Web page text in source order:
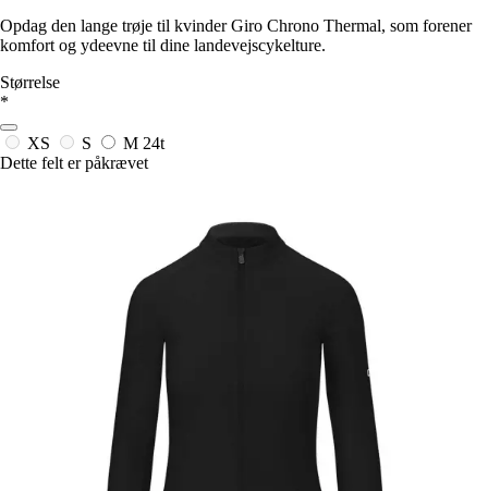
Opdag den lange trøje til kvinder Giro Chrono Thermal, som forener
komfort og ydeevne til dine landevejscykelture.
Størrelse
*
XS S M 24t
Dette felt er påkrævet